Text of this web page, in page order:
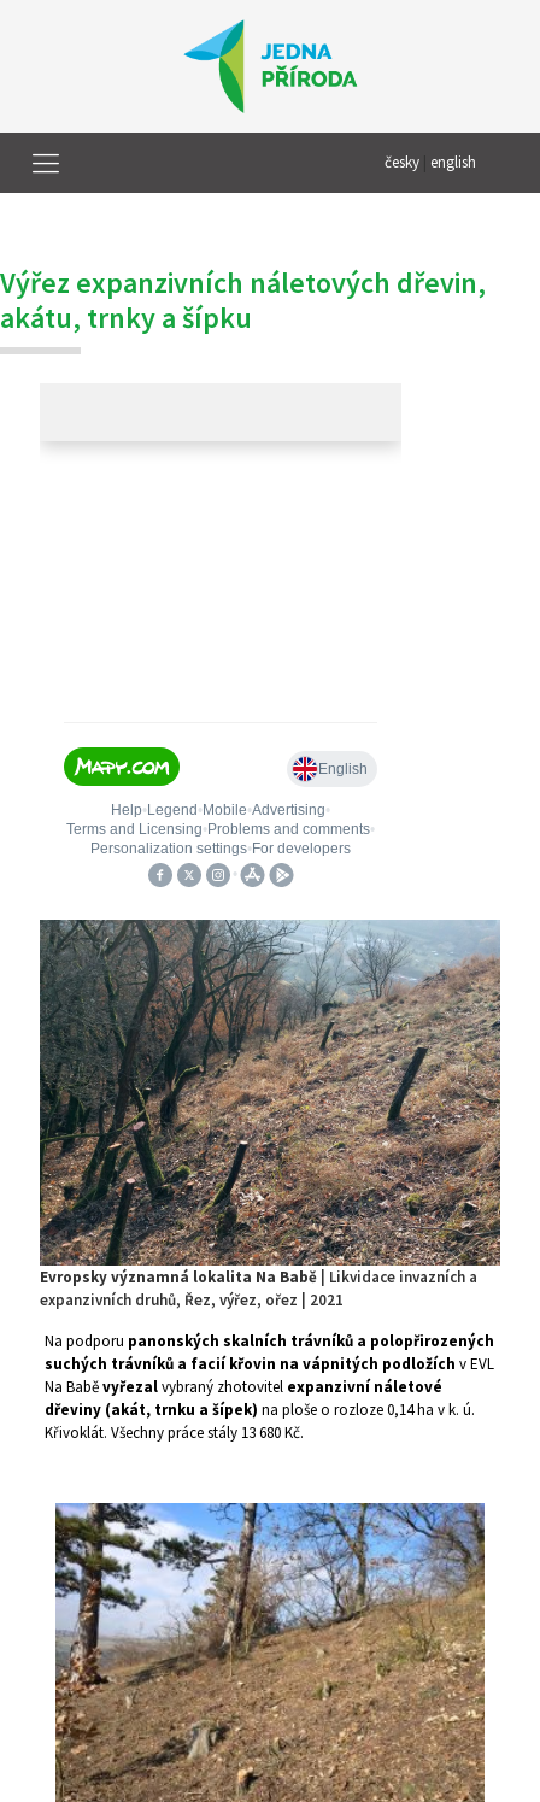
česky english
Výřez expanzivních náletových dřevin,
akátu, trnky a šípku
Evropsky významná lokalita Na Babě | Likvidace invazních a
expanzivních druhů, Řez, výřez, ořez | 2021
Na podporu panonských skalních trávníků a polopřirozených
suchých trávníků a facií křovin na vápnitých podložích v EVL
Na Baběvyřezalvybraný zhotovitel expanzivní náletové
dřeviny (akát, trnku a šípek) na ploše o rozloze 0,14 ha v k. ú.
Křivoklát. Všechny práce stály 13 680 Kč.